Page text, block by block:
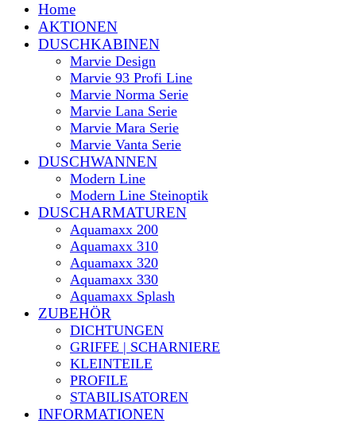
Home
AKTIONEN
DUSCHKABINEN
Marvie Design
Marvie 93 Profi Line
Marvie Norma Serie
Marvie Lana Serie
Marvie Mara Serie
Marvie Vanta Serie
DUSCHWANNEN
Modern Line
Modern Line Steinoptik
DUSCHARMATUREN
Aquamaxx 200
Aquamaxx 310
Aquamaxx 320
Aquamaxx 330
Aquamaxx Splash
ZUBEHÖR
DICHTUNGEN
GRIFFE | SCHARNIERE
KLEINTEILE
PROFILE
STABILISATOREN
INFORMATIONEN